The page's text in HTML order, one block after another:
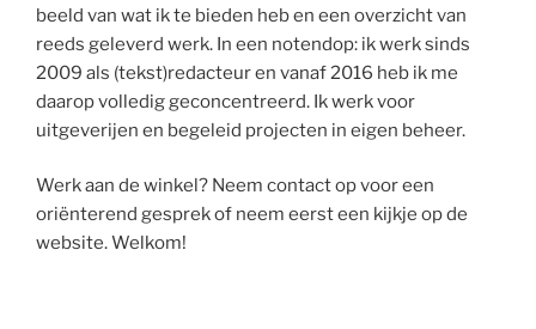
beeld van wat ik te bieden heb en een overzicht van
reeds geleverd werk. In een notendop: ik werk sinds
2009 als (tekst)redacteur en vanaf 2016 heb ik me
daarop volledig geconcentreerd. Ik werk voor
uitgeverijen en begeleid projecten in eigen beheer.
Werk aan de winkel? Neem contact op voor een
oriënterend gesprek of neem eerst een kijkje op de
website. Welkom!